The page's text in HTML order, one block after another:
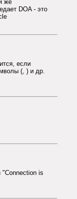
же
DOA - это
если
(, ) и др.
"Сonnection is